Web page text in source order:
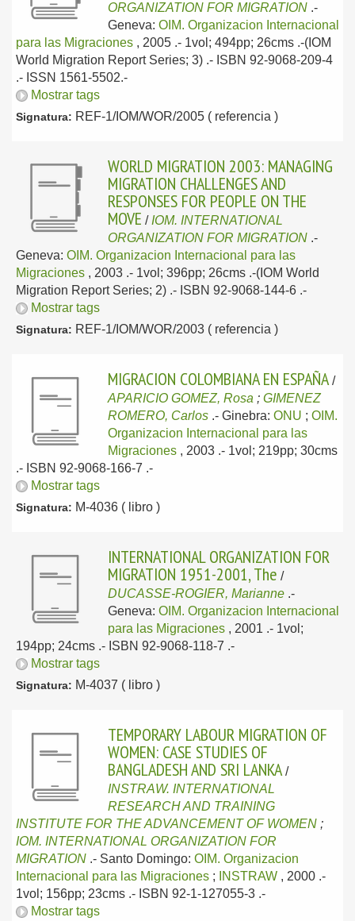
ORGANIZATION FOR MIGRATION .-
Geneva: OIM. Organizacion Internacional
para las Migraciones , 2005 .- 1vol; 494pp; 26cms .-(IOM
World Migration Report Series; 3) .- ISBN 92-9068-209-4
.- ISSN 1561-5502.-
Mostrar tags
Signatura: REF-1/IOM/WOR/2005 ( referencia )
WORLD MIGRATION 2003: MANAGING
MIGRATION CHALLENGES AND
RESPONSES FOR PEOPLE ON THE
MOVE / IOM. INTERNATIONAL
ORGANIZATION FOR MIGRATION .-
Geneva: OIM. Organizacion Internacional para las
Migraciones , 2003 .- 1vol; 396pp; 26cms .-(IOM World
Migration Report Series; 2) .- ISBN 92-9068-144-6 .-
Mostrar tags
Signatura: REF-1/IOM/WOR/2003 ( referencia )
MIGRACION COLOMBIANA EN ESPAÑA /
APARICIO GOMEZ, Rosa ; GIMENEZ
ROMERO, Carlos .- Ginebra: ONU ; OIM.
Organizacion Internacional para las
Migraciones , 2003 .- 1vol; 219pp; 30cms
.- ISBN 92-9068-166-7 .-
Mostrar tags
Signatura: M-4036 ( libro )
INTERNATIONAL ORGANIZATION FOR
MIGRATION 1951-2001, The /
DUCASSE-ROGIER, Marianne .-
Geneva: OIM. Organizacion Internacional
para las Migraciones , 2001 .- 1vol;
194pp; 24cms .- ISBN 92-9068-118-7 .-
Mostrar tags
Signatura: M-4037 ( libro )
TEMPORARY LABOUR MIGRATION OF
WOMEN: CASE STUDIES OF
BANGLADESH AND SRI LANKA /
INSTRAW. INTERNATIONAL
RESEARCH AND TRAINING
INSTITUTE FOR THE ADVANCEMENT OF WOMEN ;
IOM. INTERNATIONAL ORGANIZATION FOR
MIGRATION .- Santo Domingo: OIM. Organizacion
Internacional para las Migraciones ; INSTRAW , 2000 .-
1vol; 156pp; 23cms .- ISBN 92-1-127055-3 .-
Mostrar tags